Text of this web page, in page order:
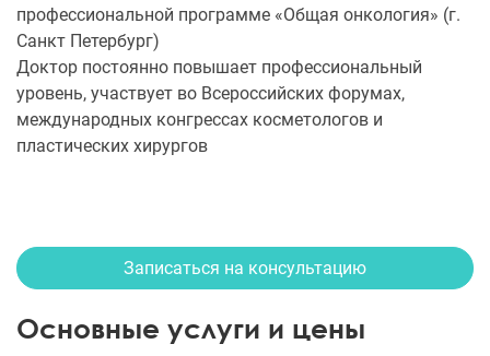
профессиональной программе «Общая онкология» (г.
Санкт Петербург)
Доктор постоянно повышает профессиональный
уровень, участвует во Всероссийских форумах,
международных конгрессах косметологов и
пластических хирургов
Записаться на консультацию
Основные услуги и цены